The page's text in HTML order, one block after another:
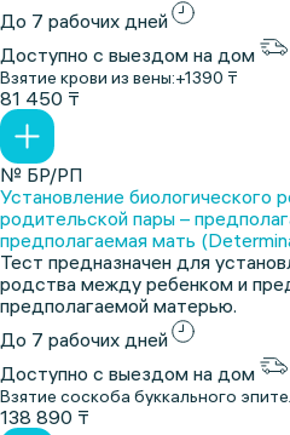
До 7 рабочих дней
Доступно с выездом на дом
Взятие крови из вены:+1390 ₸
81 450 ₸
№ БР/РП
Установление биологического
родительской пары –
предполагаемая мать
Тест предназначен для
родства между ребенком и
предполагаемой матерью.
До 7 рабочих дней
Доступно с выездом на дом
Взятие соскоба буккального
138 890 ₸